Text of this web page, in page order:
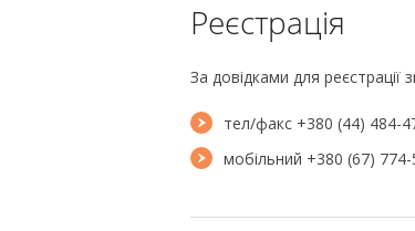
Реєстрація
За довідками для реєстрації
тел/факс +380 (44) 484-
мобільний +380 (67) 774-